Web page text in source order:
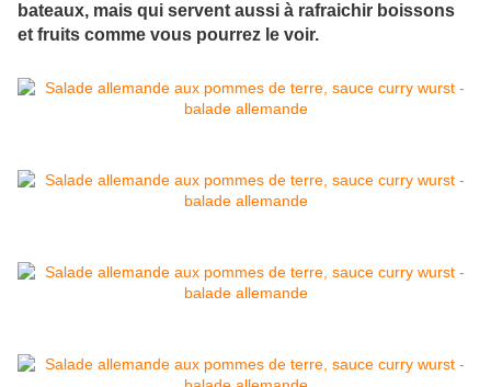
bateaux, mais qui servent aussi à rafraichir boissons
et fruits comme vous pourrez le voir.